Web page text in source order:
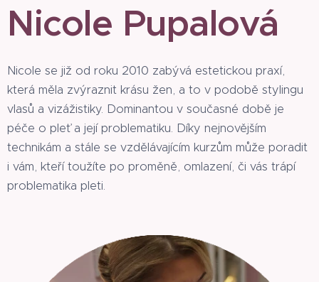
Nicole Pupalová
Nicole se již od roku 2010 zabývá estetickou praxí,
která měla zvýraznit krásu žen, a to v podobě stylingu
vlasů a vizážistiky. Dominantou v současné době je
péče o pleť a její problematiku. Díky nejnovějším
technikám a stále se vzdělávajícím kurzům může poradit
i vám, kteří toužíte po proměně, omlazení, či vás trápí
problematika pleti.